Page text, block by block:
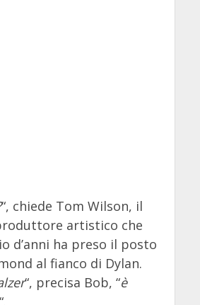
“, chiede Tom Wilson, il
artistico che
d’anni ha preso il posto
al fianco di Dylan.
“, precisa Bob, “è